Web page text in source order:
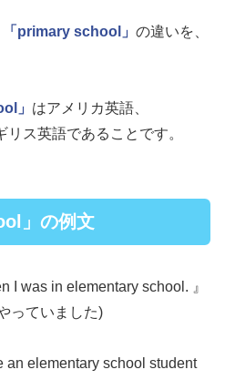
「primary school」 の違いを、
」 はアメリカ英語、
リス英語であることです。
」の例文
I was in elementary school. 』
っていました)
an elementary school student